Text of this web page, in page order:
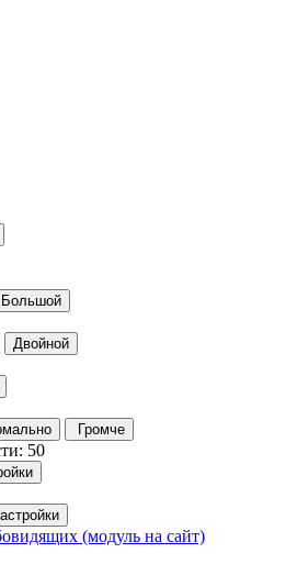
Большой
Двойной
Громче
50
(модуль на сайт)